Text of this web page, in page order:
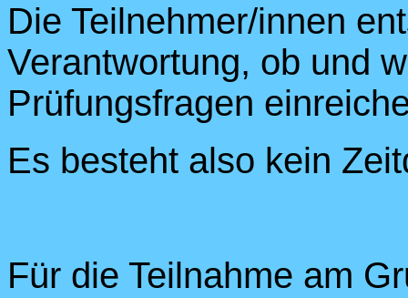
Die Teilnehmer/innen
Verantwortung, ob und
Prüfungsfragen
Es besteht also kein
Für die Teilnahme am